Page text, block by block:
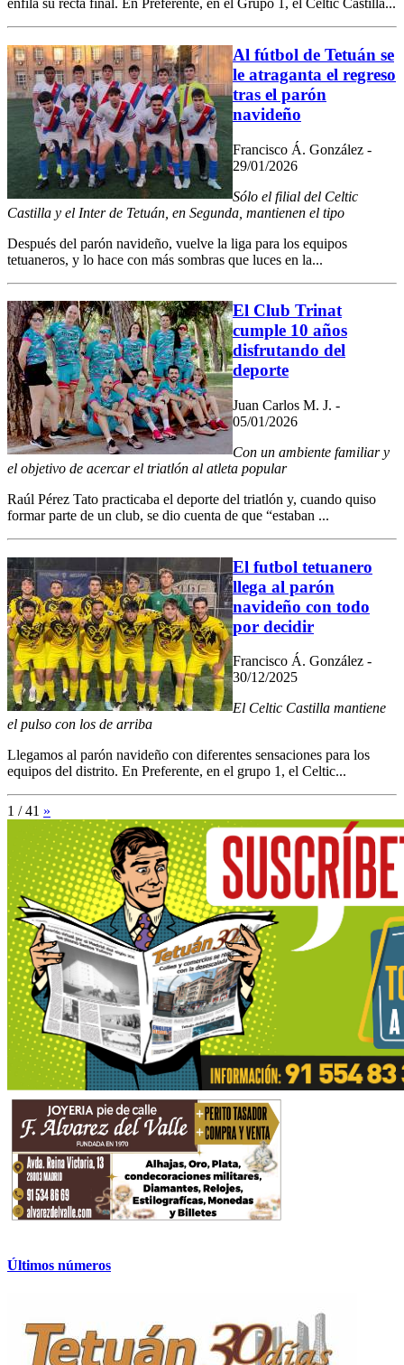
enfila su recta final. En Preferente, en el Grupo 1, el Celtic Castilla...
Al fútbol de Tetuán se
le atraganta el regreso
tras el parón
navideño
Francisco Á. González -
29/01/2026
Sólo el filial del Celtic
Castilla y el Inter de Tetuán, en Segunda, mantienen el tipo
Después del parón navideño, vuelve la liga para los equipos
tetuaneros, y lo hace con más sombras que luces en la...
El Club Trinat
cumple 10 años
disfrutando del
deporte
Juan Carlos M. J. -
05/01/2026
Con un ambiente familiar y
el objetivo de acercar el triatlón al atleta popular
Raúl Pérez Tato practicaba el deporte del triatlón y, cuando quiso
formar parte de un club, se dio cuenta de que “estaban ...
El futbol tetuanero
llega al parón
navideño con todo
por decidir
Francisco Á. González -
30/12/2025
El Celtic Castilla mantiene
el pulso con los de arriba
Llegamos al parón navideño con diferentes sensaciones para los
equipos del distrito. En Preferente, en el grupo 1, el Celtic...
1 / 41 »
Últimos números